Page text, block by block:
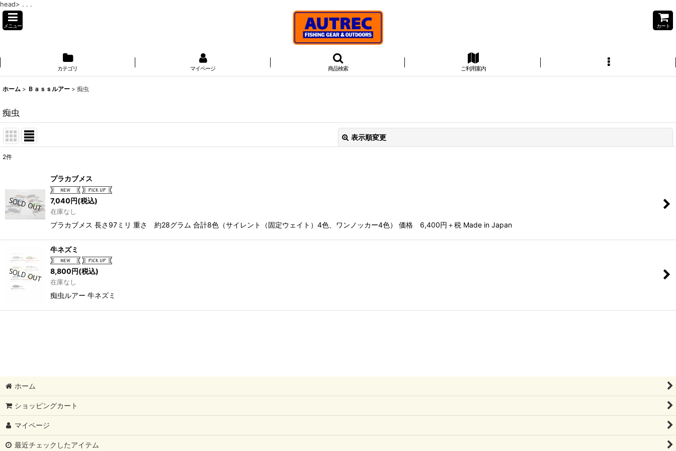
head> . . .
メニュー カート
カテゴリ マイページ 商品検索 ご利用案内
ホーム > Ｂａｓｓルアー > 痴虫
痴虫
表示順変更
並び順:
絞り込む
2件
プラカブメス
7,040円(税込)
在庫なし
プラカブメス 長さ97ミリ 重さ 約28グラム 合計8色（サイレント（固定ウェイト）4色、ワンノッカー4色） 価格 6,400円＋税 Made in Japan
牛ネズミ
8,800円(税込)
在庫なし
痴虫ルアー 牛ネズミ
ホーム
ショッピングカート
マイページ
最近チェックしたアイテム